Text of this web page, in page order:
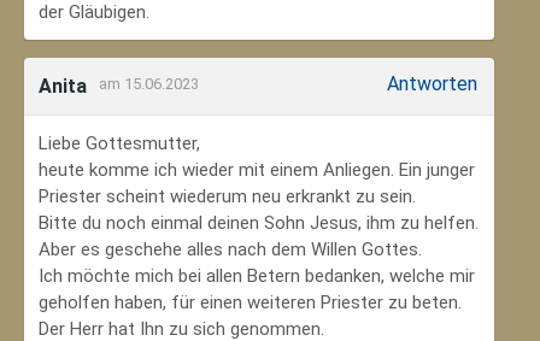
der Gläubigen.
Anita am 15.06.2023 Antworten
Liebe Gottesmutter,
heute komme ich wieder mit einem Anliegen. Ein junger
Priester scheint wiederum neu erkrankt zu sein.
Bitte du noch einmal deinen Sohn Jesus, ihm zu helfen.
Aber es geschehe alles nach dem Willen Gottes.
Ich möchte mich bei allen Betern bedanken, welche mir
geholfen haben, für einen weiteren Priester zu beten.
Der Herr hat Ihn zu sich genommen.